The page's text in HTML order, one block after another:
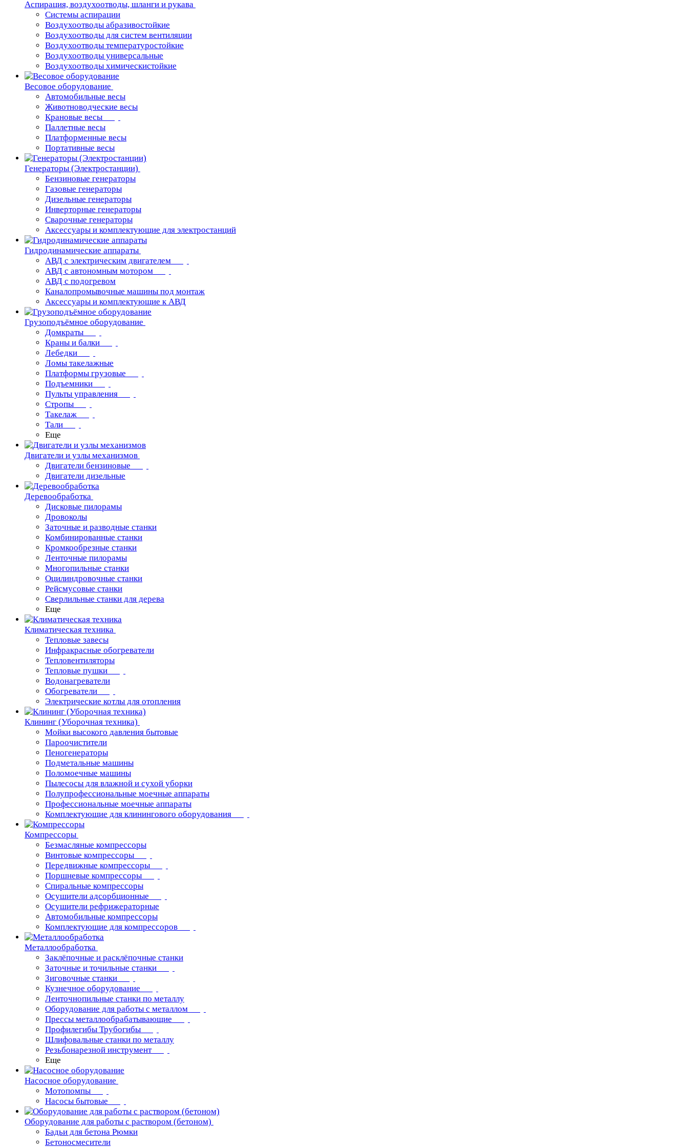
Аспирация, воздухоотводы, шланги и рукава
Системы аспирации
Воздухоотводы абразивостойкие
Воздухоотводы для систем вентиляции
Воздухоотводы температуростойкие
Воздухоотводы универсальные
Воздухоотводы химическистойкие
Весовое оборудование
Автомобильные весы
Животноводческие весы
Крановые весы
Паллетные весы
Платформенные весы
Портативные весы
Генераторы (Электростанции)
Бензиновые генераторы
Газовые генераторы
Дизельные генераторы
Инверторные генераторы
Сварочные генераторы
Аксессуары и комплектующие для электростанций
Гидродинамические аппараты
АВД с электрическим двигателем
АВД с автономным мотором
АВД с подогревом
Каналопромывочные машины под монтаж
Аксессуары и комплектующие к АВД
Грузоподъёмное оборудование
Домкраты
Краны и балки
Лебедки
Ломы такелажные
Платформы грузовые
Подъемники
Пульты управления
Стропы
Такелаж
Тали
Еще
Двигатели и узлы механизмов
Двигатели бензиновые
Двигатели дизельные
Деревообработка
Дисковые пилорамы
Дровоколы
Заточные и разводные станки
Комбинированные станки
Кромкообрезные станки
Ленточные пилорамы
Многопильные станки
Оцилиндровочные станки
Рейсмусовые станки
Сверлильные станки для дерева
Еще
Климатическая техника
Тепловые завесы
Инфракрасные обогреватели
Тепловентиляторы
Тепловые пушки
Водонагреватели
Обогреватели
Электрические котлы для отопления
Клининг (Уборочная техника)
Мойки высокого давления бытовые
Пароочистители
Пеногенераторы
Подметальные машины
Поломоечные машины
Пылесосы для влажной и сухой уборки
Полупрофессиональные моечные аппараты
Профессиональные моечные аппараты
Комплектующие для клинингового оборудования
Компрессоры
Безмасляные компрессоры
Винтовые компрессоры
Передвижные компрессоры
Поршневые компрессоры
Спиральные компрессоры
Осушители адсорбционные
Осушители рефрижераторные
Автомобильные компрессоры
Комплектующие для компрессоров
Металлообработка
Заклёпочные и расклёпочные станки
Заточные и точильные станки
Зиговочные станки
Кузнечное оборудование
Ленточнопильные станки по металлу
Оборудование для работы с металлом
Прессы металлообрабатывающие
Профилегибы Трубогибы
Шлифовальные станки по металлу
Резьбонарезной инструмент
Еще
Насосное оборудование
Мотопомпы
Насосы бытовые
Оборудование для работы с раствором (бетоном)
Бадьи для бетона Рюмки
Бетоносмесители